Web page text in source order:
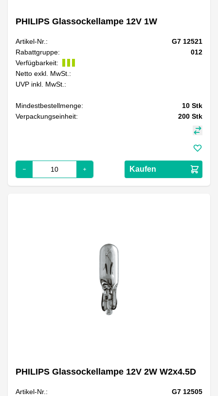
PHILIPS Glassockellampe 12V 1W
Artikel-Nr.:
G7 12521
Rabattgruppe:
012
Verfügbarkeit:
Netto exkl. MwSt.:
UVP inkl. MwSt.:
Mindestbestellmenge: 10 Stk
Verpackungseinheit:
200 Stk
Kaufen
PHILIPS Glassockellampe 12V 2W W2x4.5D
Artikel-Nr.:
G7 12505